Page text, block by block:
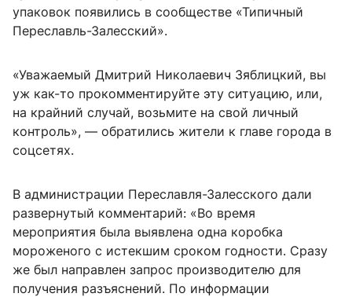
упаковок появились в сообществе «Типичный
Переславль-Залесский».
«Уважаемый Дмитрий Николаевич Зяблицкий, вы
уж как-то прокомментируйте эту ситуацию, или,
на крайний случай, возьмите на свой личный
контроль», — обратились жители к главе города в
соцсетях.
В администрации Переславля-Залесского дали
развернутый комментарий: «Во время
мероприятия была выявлена одна коробка
мороженого с истекшим сроком годности. Сразу
же был направлен запрос производителю для
получения разъяснений. По информации